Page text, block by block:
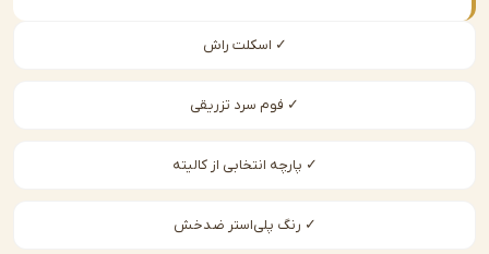
✓ اسکلت راش
✓ فوم سرد تزریقی
✓ پارچه انتخابی از کالیته
✓ رنگ پلی‌استر ضدخش